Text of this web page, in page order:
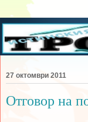
27 октомври 2011
Отговор на